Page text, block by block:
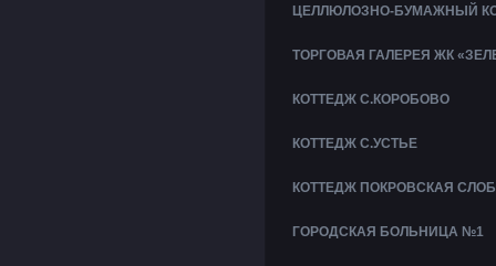
ЦЕЛЛЮЛОЗНО-БУМАЖНЫЙ
ТОРГОВАЯ ГАЛЕРЕЯ ЖК
КОТТЕДЖ С.КОРОБОВО
КОТТЕДЖ С.УСТЬЕ
КОТТЕДЖ ПОКРОВСКАЯ
ГОРОДСКАЯ БОЛЬНИЦА №1